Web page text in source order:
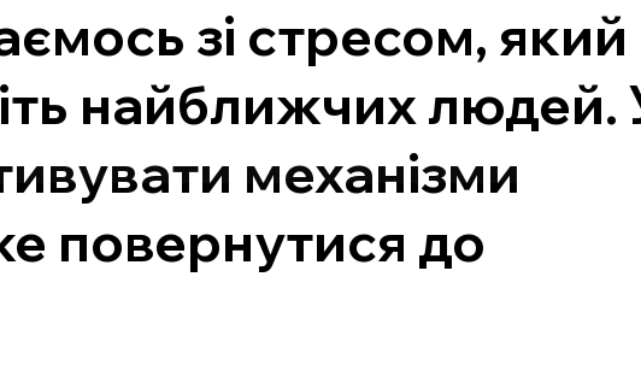
зі стресом, який
найближчих людей.
механізми
повернутися до